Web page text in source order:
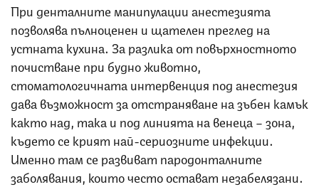
При денталните манипулации анестезията
позволява пълноценен и щателен преглед на
устната кухина. За разлика от повърхностното
почистване при будно животно,
стоматологичната интервенция под анестезия
дава възможност за отстраняване на зъбен камък
както над, така и под линията на венеца – зона,
където се крият най-сериозните инфекции.
Именно там се развиват пародонталните
заболявания, които често остават незабелязани.